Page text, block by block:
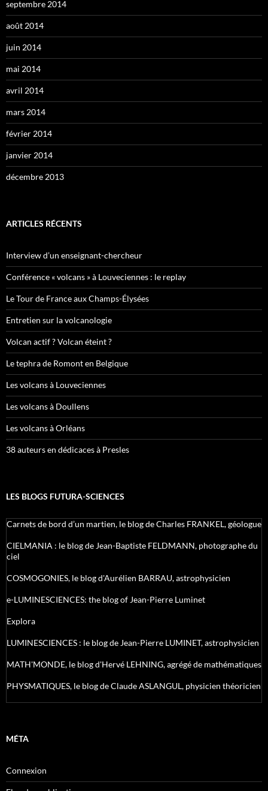
septembre 2014
août 2014
juin 2014
mai 2014
avril 2014
mars 2014
février 2014
janvier 2014
décembre 2013
ARTICLES RÉCENTS
Interview d’un enseignant-chercheur
Conférence « volcans » à Louveciennes : le replay
Le Tour de France aux Champs-Élysées
Entretien sur la volcanologie
Volcan actif ? Volcan éteint ?
Le tephra de Romont en Belgique
Les volcans à Louveciennes
Les volcans à Doullens
Les volcans à Orléans
38 auteurs en dédicaces à Presles
LES BLOGS FUTURA-SCIENCES
Carnets de bord d’un martien, le blog de Charles FRANKEL, géologue
CIELMANIA : le blog de Jean-Baptiste FELDMANN, photographe du
ciel
COSMOGONIES, le blog d'Aurélien BARRAU, astrophysicien
e-LUMINESCIENCES: the blog of Jean-Pierre Luminet
Explora
LUMINESCIENCES : le blog de Jean-Pierre LUMINET, astrophysicien
MATH'MONDE, le blog d'Hervé LEHNING, agrégé de mathématiques
PHYSMATIQUES, le blog de Claude ASLANGUL, physicien théoricien
MÉTA
Connexion